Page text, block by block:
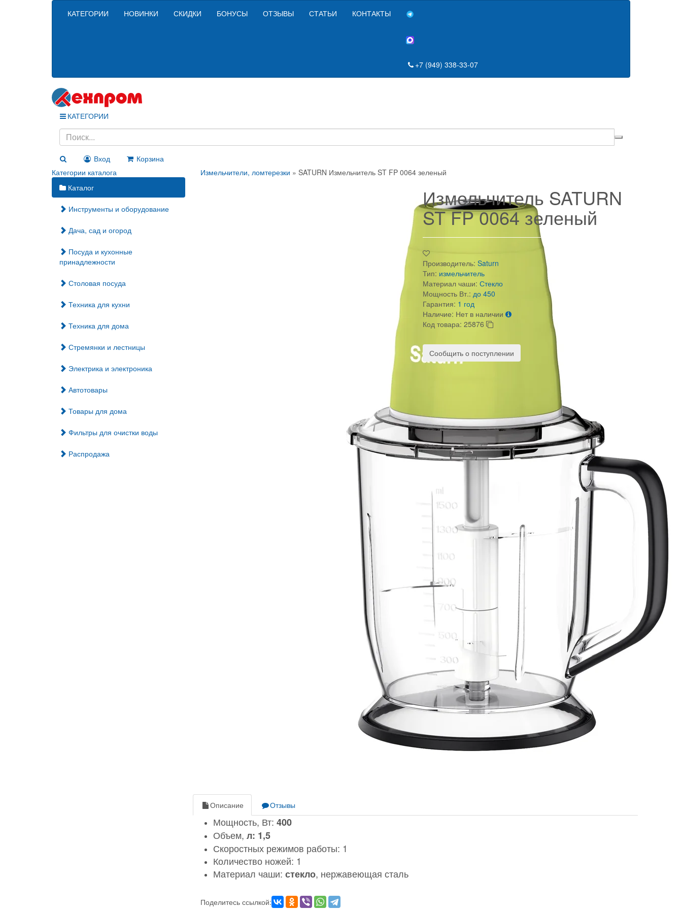
КАТЕГОРИИ НОВИНКИ СКИДКИ БОНУСЫ ОТЗЫВЫ СТАТЬИ КОНТАКТЫ
+7 (949) 338-33-07
КАТЕГОРИИ
Вход
Корзина
Категории каталога
Каталог
Инструменты и оборудование
Дача, сад и огород
Посуда и кухонные
принадлежности
Столовая посуда
Техника для кухни
Техника для дома
Стремянки и лестницы
Электрика и электроника
Автотовары
Товары для дома
Фильтры для очистки воды
Распродажа
Измельчители, ломтерезки » SATURN Измельчитель ST FP 0064 зеленый
Измельчитель SATURN
ST FP 0064 зеленый
Производитель: Saturn
Тип: измельчитель
Материал чаши: Стекло
Мощность Вт.: до 450
Гарантия: 1 год
Наличие: Нет в наличии
Код товара: 25876
Сообщить о поступлении
Описание Отзывы
Мощность, Вт: 400
Объем, л: 1,5
Скоростных режимов работы: 1
Количество ножей: 1
Материал чаши: стекло, нержавеющая сталь
Поделитесь ссылкой: